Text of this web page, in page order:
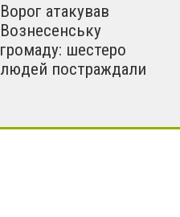
Ворог атакував
Вознесенську
громаду: шестеро
людей постраждали